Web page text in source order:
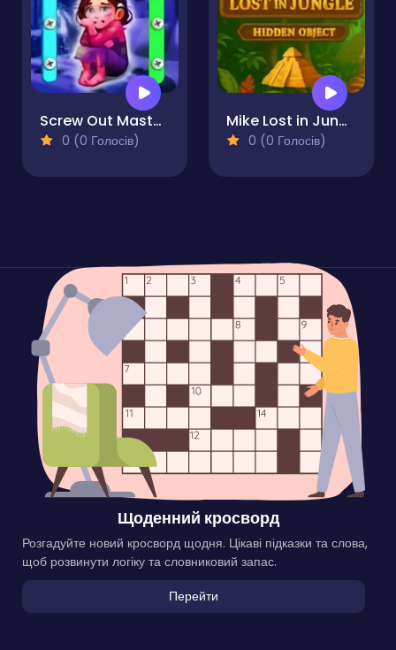
Screw Out Master - Story Puzzle
0 (0 Голосів)
Mike Lost in Jungle - Hidden Object
0 (0 Голосів)
Щоденний кросворд
Розгадуйте новий кросворд щодня. Цікаві підказки та слова,
щоб розвинути логіку та словниковий запас.
Перейти